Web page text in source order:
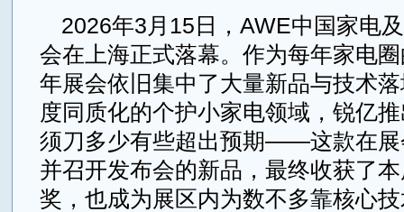
2026年3月15日，AWE中国家电
会在上海正式落幕。作为每年家电圈
年展会依旧集中了大量新品与技术
度同质化的个护小家电领域，锐亿
须刀多少有些超出预期——这款在展
并召开发布会的新品，最终收获了
奖，也成为展区内为数不多靠核心